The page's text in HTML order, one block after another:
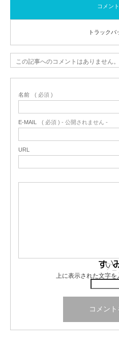
コメン
トラックバ
この記事へのコメントはありません。
名前 ( 必須 )
E-MAIL ( 必須 ) - 公開されません -
URL
上に表示された文字を